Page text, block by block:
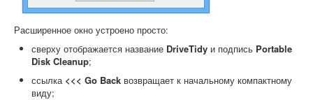
Расширенное окно устроено просто:
сверху отображается название DriveTidy и подпись Portable
Disk Cleanup;
ссылка <<< Go Back возвращает к начальному компактному
виду;